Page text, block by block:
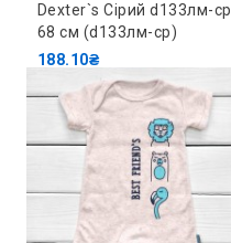
Dexter`s Сірий d133лм-ср
68 см (d133лм-ср)
188.10₴